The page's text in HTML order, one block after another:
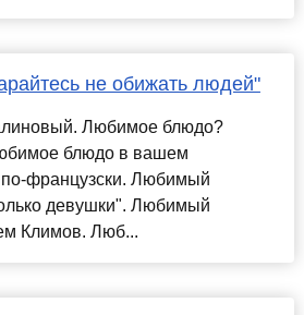
не обижать людей"
Любимое блюдо?
блюдо в вашем
французски. Любимый
девушки". Любимый
Климов. Люб...